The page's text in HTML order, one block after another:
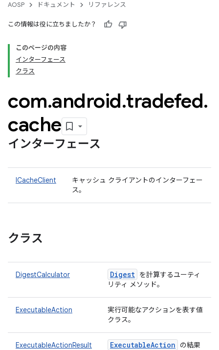
AOSP ドキュメント リファレンス
この情報は役に立ちましたか？
このページの内容
インターフェース
クラス
com.android.tradefed.
cache
インターフェース
ICacheClient
キャッシュ クライアントのインターフェー
ス。
クラス
DigestCalculator Digest を計算するユーティ
リティ メソッド。
ExecutableAction
実行可能なアクションを表す値
クラス。
ExecutableActionResult ExecutableAction
の結果